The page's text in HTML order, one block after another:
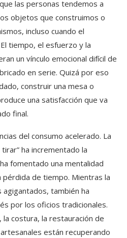
las personas tendemos a
objetos que construimos o
incluso cuando el
tiempo, el esfuerzo y la
un vínculo emocional difícil de
en serie. Quizá por eso
construir una mesa o
una satisfacción que va
final.
del consumo acelerado. La
ha incrementado la
fomentado una mentalidad
de tiempo. Mientras la
agigantados, también ha
por los oficios tradicionales.
la costura, la restauración de
están recuperando